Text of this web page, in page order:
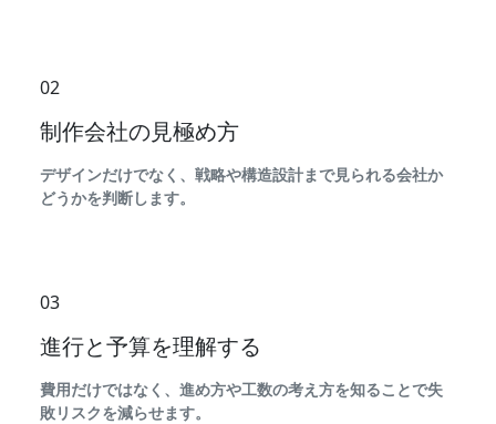
02
制作会社の見極め方
デザインだけでなく、戦略や構造設計まで見られる会社か
どうかを判断します。
03
進行と予算を理解する
費用だけではなく、進め方や工数の考え方を知ることで失
敗リスクを減らせます。